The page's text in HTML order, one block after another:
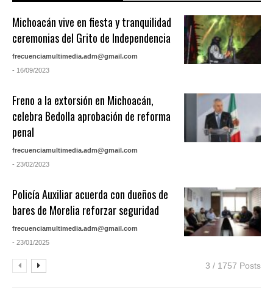
Michoacán vive en fiesta y tranquilidad
ceremonias del Grito de Independencia
frecuenciamultimedia.adm@gmail.com
- 16/09/2023
Freno a la extorsión en Michoacán,
celebra Bedolla aprobación de reforma
penal
frecuenciamultimedia.adm@gmail.com
- 23/02/2023
Policía Auxiliar acuerda con dueños de
bares de Morelia reforzar seguridad
frecuenciamultimedia.adm@gmail.com
- 23/01/2025
3 / 1757 Posts